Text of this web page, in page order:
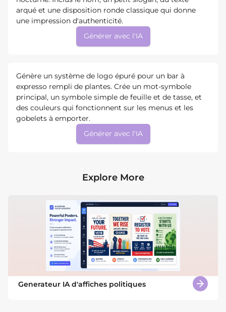
arqué et une disposition ronde classique qui donne
une impression d'authenticité.
Générer avec l'IA
Génère un système de logo épuré pour un bar à
expresso rempli de plantes. Crée un mot-symbole
principal, un symbole simple de feuille et de tasse, et
des couleurs qui fonctionnent sur les menus et les
gobelets à emporter.
Générer avec l'IA
Explore More
Generateur IA d'affiches politiques